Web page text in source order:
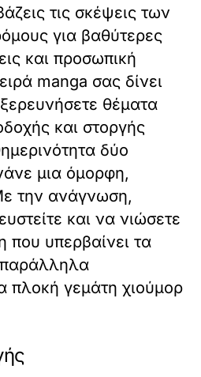
τις σκέψεις των
για βαθύτερες
και προσωπική
manga σας δίνει
θέματα
και στοργής
δύο
μια όμορφη,
την ανάγνωση,
και να νιώσετε
που υπερβαίνει τα
πλοκή γεμάτη χιούμορ